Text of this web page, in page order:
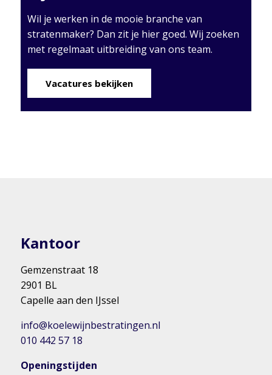
Wil je werken in de mooie branche van
stratenmaker? Dan zit je hier goed. Wij zoeken
met regelmaat uitbreiding van ons team.
Vacatures bekijken
Kantoor
Gemzenstraat 18
2901 BL
Capelle aan den IJssel
info@koelewijnbestratingen.nl
010 442 57 18
Openingstijden